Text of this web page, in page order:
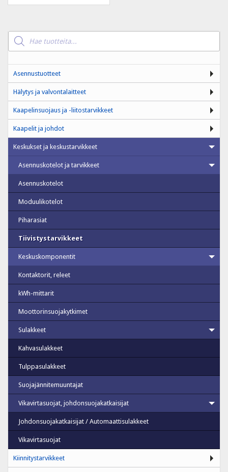
Products
search
Asennustuotteet
Hälytys ja valvontalaitteet
Kaapelinsuojaus ja -liitostarvikkeet
Kaapelit ja johdot
Keskukset ja keskustarvikkeet
Asennuskotelot ja tarvikkeet
Asennuskotelot
Moduulikotelot
Piharasiat
Tiivistystarvikkeet
Keskuskomponentit
Kontaktorit, releet
kWh-mittarit
Moottorinsuojakytkimet
Sulakkeet
Kahvasulakkeet
Tulppasulakkeet
Suojajännitemuuntajat
Vikavirtasuojat, johdonsuojakatkaisijat
Johdonsuojakatkaisijat / Automaattisulakkeet
Vikavirtasuojat
Kiinnitystarvikkeet